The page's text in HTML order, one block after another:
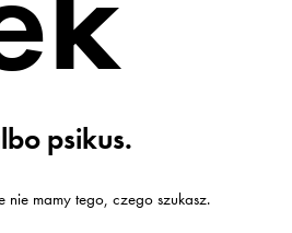
psikus.
mamy tego, czego szukasz.